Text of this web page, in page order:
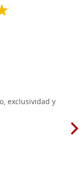
exclusividad y